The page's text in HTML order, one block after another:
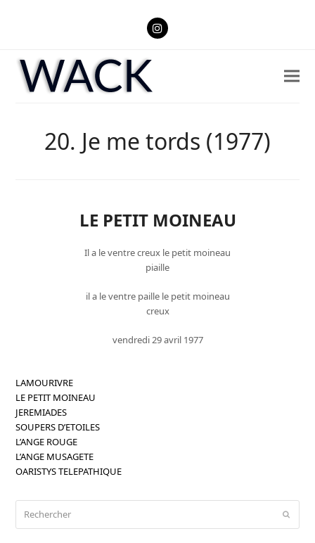
Instagram
20. Je me tords (1977)
LE PETIT MOINEAU
Il a le ventre creux le petit moineau
piaille
il a le ventre paille le petit moineau
creux
vendredi 29 avril 1977
LAMOURIVRE
LE PETIT MOINEAU
JEREMIADES
SOUPERS D’ETOILES
L’ANGE ROUGE
L’ANGE MUSAGETE
OARISTYS TELEPATHIQUE